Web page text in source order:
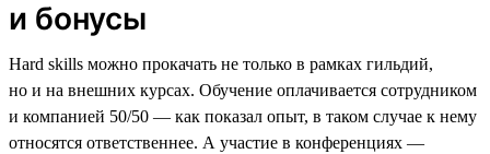
и бонусы
Hard skills можно прокачать не только в рамках гильдий,
но и на внешних курсах. Обучение оплачивается сотрудником
и компанией 50/50 — как показал опыт, в таком случае к нему
относятся ответственнее. А участие в конференциях —